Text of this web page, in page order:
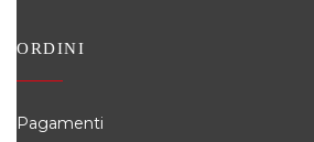
ORDINI
Pagamenti